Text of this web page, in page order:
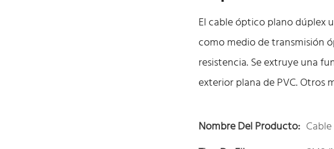
El cable óptico plano dúplex
como medio de transmisión
resistencia. Se extruye una
exterior plana de PVC. Otros
Nombre Del Producto: